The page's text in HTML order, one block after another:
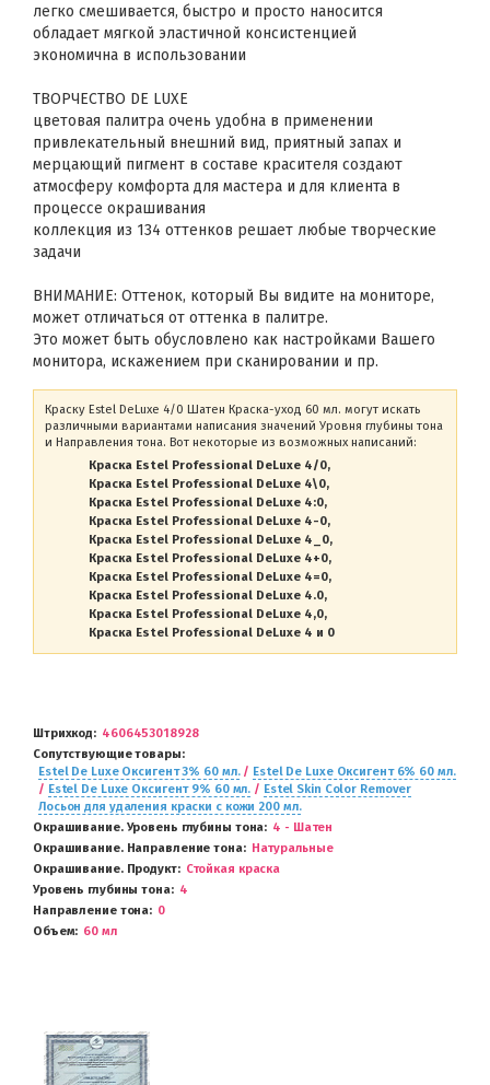
легко смешивается, быстро и просто наносится
обладает мягкой эластичной консистенцией
экономична в использовании
ТВОРЧЕСТВО DE LUXE
цветовая палитра очень удобна в применении
привлекательный внешний вид, приятный запах и
мерцающий пигмент в составе красителя создают
атмосферу комфорта для мастера и для клиента в
процессе окрашивания
коллекция из 134 оттенков решает любые творческие
задачи
ВНИМАНИЕ: Оттенок, который Вы видите на мониторе,
может отличаться от оттенка в палитре.
Это может быть обусловлено как настройками Вашего
монитора, искажением при сканировании и пр.
Краску Estel DeLuxe 4/0 Шатен Краска-уход 60 мл. могут искать
различными вариантами написания значений Уровня глубины тона
и Направления тона. Вот некоторые из возможных написаний:
Краска Estel Professional DeLuxe 4/0
Краска Estel Professional DeLuxe 4\0
Краска Estel Professional DeLuxe 4:0
Краска Estel Professional DeLuxe 4-0
Краска Estel Professional DeLuxe 4_0
Краска Estel Professional DeLuxe 4+0
Краска Estel Professional DeLuxe 4=0
Краска Estel Professional DeLuxe 4.0
Краска Estel Professional DeLuxe 4,0
Краска Estel Professional DeLuxe 4 и 0
Штрихкод
4606453018928
Сопутствующие товары
Estel De Luxe Оксигент 3% 60 мл./ Estel De Luxe Оксигент 6% 60 мл.
/ Estel De Luxe Оксигент 9% 60 мл. / Estel Skin Color Remover
Лосьон для удаления краски с кожи 200 мл.
Окрашивание. Уровень глубины тона
4 - Шатен
Окрашивание. Направление тона
Натуральные
Окрашивание. Продукт
Стойкая краска
Уровень глубины тона
4
Направление тона
0
Объем
60 мл